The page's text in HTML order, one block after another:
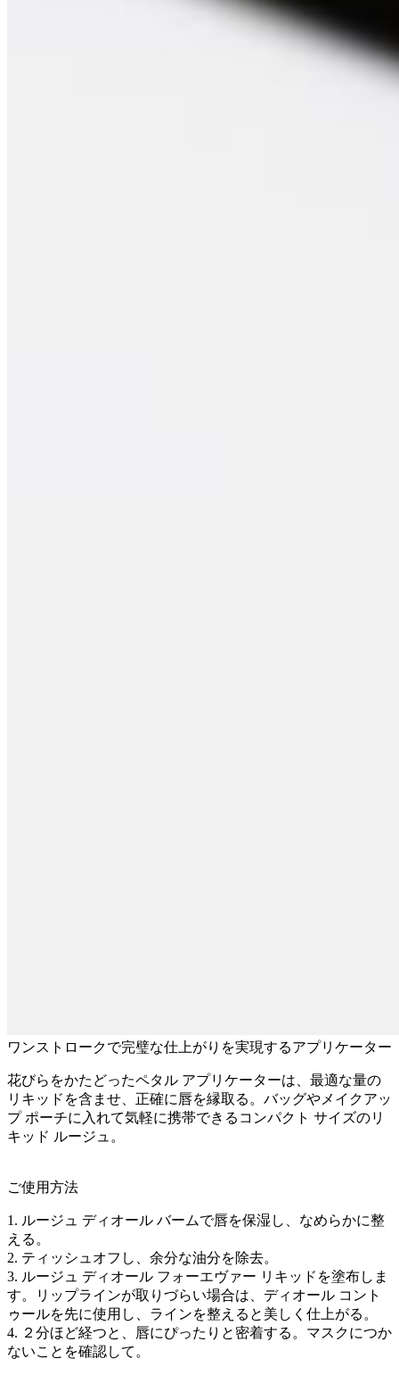
ワンストロークで完璧な仕上がりを実現するアプリケーター
花びらをかたどったペタル アプリケーターは、最適な量の
リキッドを含ませ、正確に唇を縁取る。バッグやメイクアッ
プ ポーチに入れて気軽に携帯できるコンパクト サイズのリ
キッド ルージュ。
ご使用方法
1. ルージュ ディオール バームで唇を保湿し、なめらかに整
える。
2. ティッシュオフし、余分な油分を除去。
3. ルージュ ディオール フォーエヴァー リキッドを塗布しま
す。リップラインが取りづらい場合は、ディオール コント
ゥールを先に使用し、ラインを整えると美しく仕上がる。
4. ２分ほど経つと、唇にぴったりと密着する。マスクにつか
ないことを確認して。